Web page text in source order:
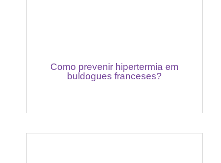
Como prevenir hipertermia em
buldogues franceses?